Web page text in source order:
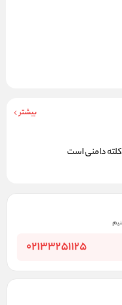
بیشتر
دامنی است
02133251125